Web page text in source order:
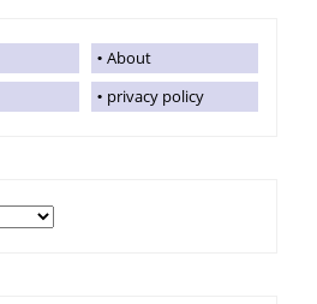
About
privacy policy